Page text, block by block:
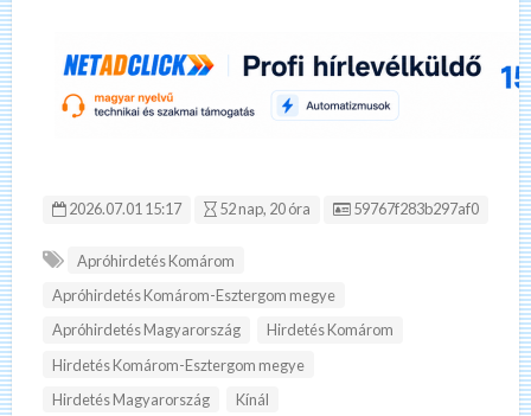
2026.07.01 15:17 52 nap, 20 óra Hirdetés ID:
59767f283b297af0
Apróhirdetés Komárom
Apróhirdetés Komárom-Esztergom megye
Apróhirdetés Magyarország
Hirdetés Komárom
Hirdetés Komárom-Esztergom megye
Hirdetés Magyarország
Kínál